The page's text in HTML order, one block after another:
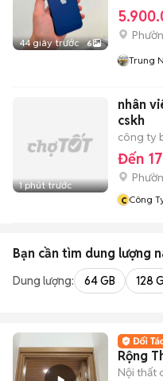
44 giây trước 6
Trung
1 phút trước
nhân
cskh
công ty
Đến
c Công
Bạn cần tìm dung lượng
Dung lượng: 64 GB 128
Rộng
Cán Bộ
Nội thất